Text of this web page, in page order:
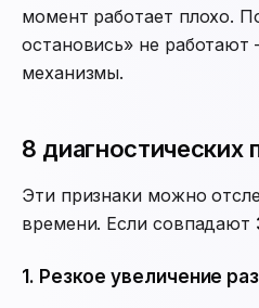
момент работает плохо.
остановись» не
механизмы.
8 диагностических
Эти признаки можно
времени. Если совпадают
1. Резкое увеличение